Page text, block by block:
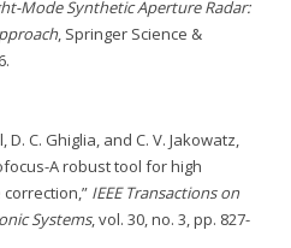
Mode Synthetic Aperture Radar:
, Springer Science &
D. C. Ghiglia, and C. V. Jakowatz,
A robust tool for high
IEEE Transactions on
Systems, vol. 30, no. 3, pp. 827-